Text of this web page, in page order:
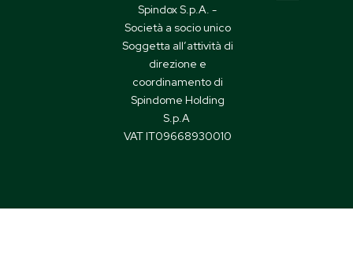
Spindox S.p.A. -
Società a socio unico
Soggetta all’attività di
direzione e
coordinamento di
Spindome Holding
S.p.A
VAT IT09668930010